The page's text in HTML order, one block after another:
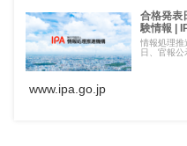
合格発表
験情報 |
情報処理推
日、官報公
www.ipa.go.jp